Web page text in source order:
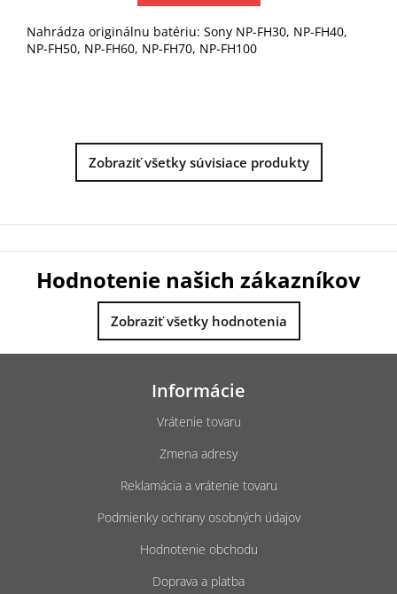
Nahrádza originálnu batériu: Sony NP-FH30, NP-FH40,
NP-FH50, NP-FH60, NP-FH70, NP-FH100
Zobraziť všetky súvisiace produkty
Hodnotenie našich zákazníkov
Zobraziť všetky hodnotenia
Informácie
Vrátenie tovaru
Zmena adresy
Reklamácia a vrátenie tovaru
Podmienky ochrany osobných údajov
Hodnotenie obchodu
Doprava a platba